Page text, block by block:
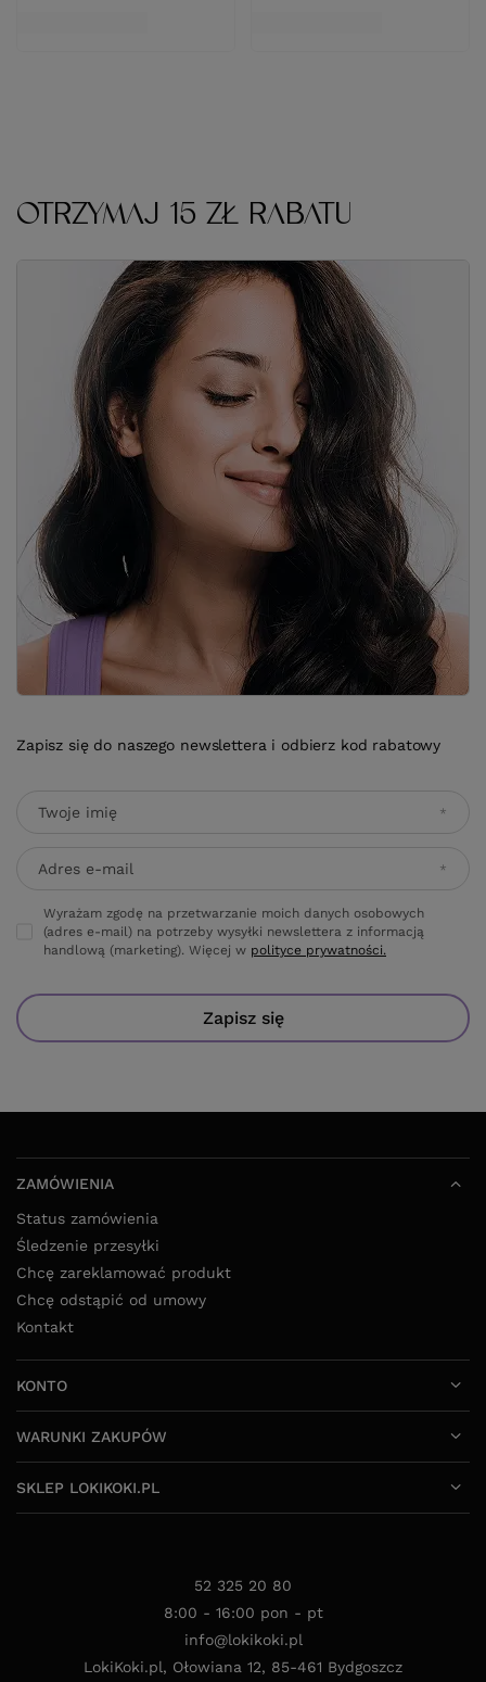
OTRZYMAJ 15 ZŁ RABATU
Zapisz się do naszego newslettera i odbierz kod rabatowy
Twoje imię
Adres e-mail
Wyrażam zgodę na przetwarzanie moich danych osobowych
(adres e-mail) na potrzeby wysyłki newslettera z informacją
handlową (marketing). Więcej w polityce prywatności.
Zapisz się
ZAMÓWIENIA
Status zamówienia
Śledzenie przesyłki
Chcę zareklamować produkt
Chcę odstąpić od umowy
Kontakt
KONTO
WARUNKI ZAKUPÓW
SKLEP LOKIKOKI.PL
52 325 20 80
8:00 - 16:00 pon - pt
info@lokikoki.pl
LokiKoki.pl, Ołowiana 12, 85-461 Bydgoszcz